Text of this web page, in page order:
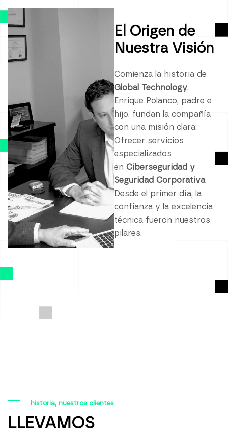
El Origen de
Nuestra Visión
Comienza la historia de
Global Technology.
Enrique Polanco, padre e
hijo, fundan la compañía
con una misión clara:
Ofrecer servicios
especializados
en Ciberseguridad y
Seguridad Corporativa.
Desde el primer día, la
confianza y la excelencia
técnica fueron nuestros
pilares.
historia, nuestros clientes
LLEVAMOS
6
7
8
9
0
1